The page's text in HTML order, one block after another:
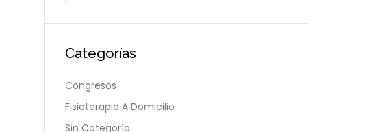
Categorías
Congresos
Fisioterapia A Domicilio
Sin Categoría